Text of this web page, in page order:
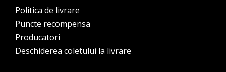
Politica de livrare
Puncte recompensa
Producatori
Deschiderea coletului la livrare